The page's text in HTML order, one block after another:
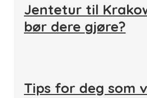
Jentetur til
bør dere gjøre?
Tips for deg som